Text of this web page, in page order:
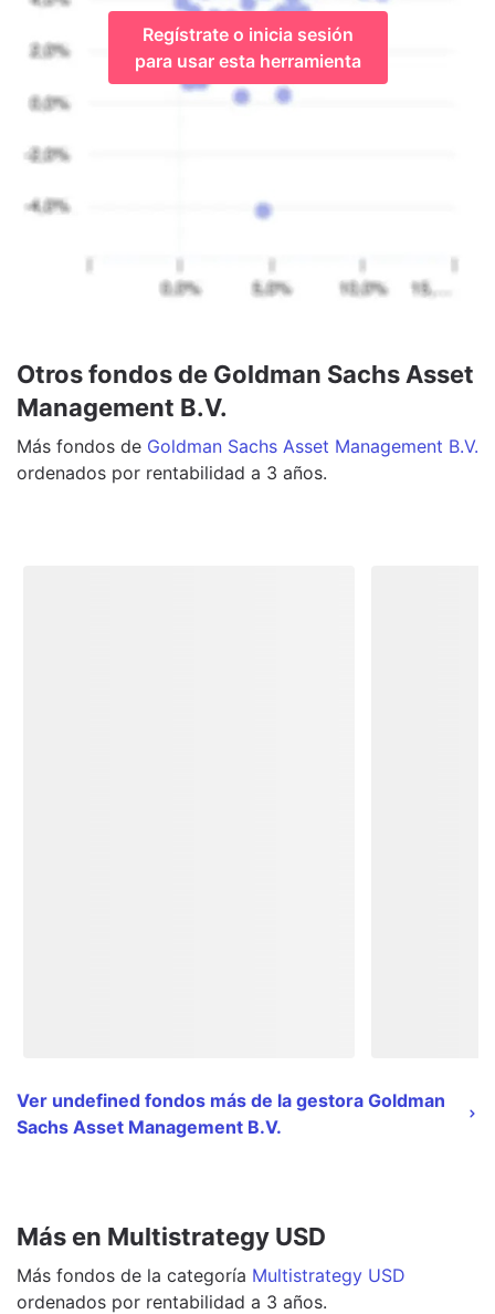
Regístrate o inicia sesión
para usar esta herramienta
Otros fondos de Goldman Sachs Asset
Management B.V.
Más fondos de Goldman Sachs Asset Management B.V.
ordenados por rentabilidad a 3 años.
Ver undefined fondos más de la gestora Goldman
Sachs Asset Management B.V.
Más en Multistrategy USD
Más fondos de la categoría Multistrategy USD
ordenados por rentabilidad a 3 años.